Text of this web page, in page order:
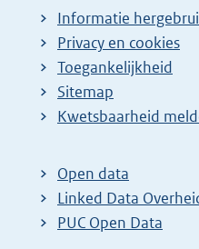
Informatie
Privacy en cookies
Toegankelijkheid
Sitemap
E
t
e
r
Kwetsbaarheid
Open data
Linked Data
PUC Open Data